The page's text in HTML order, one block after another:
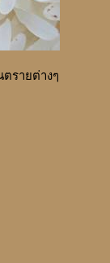
รายต่างๆ